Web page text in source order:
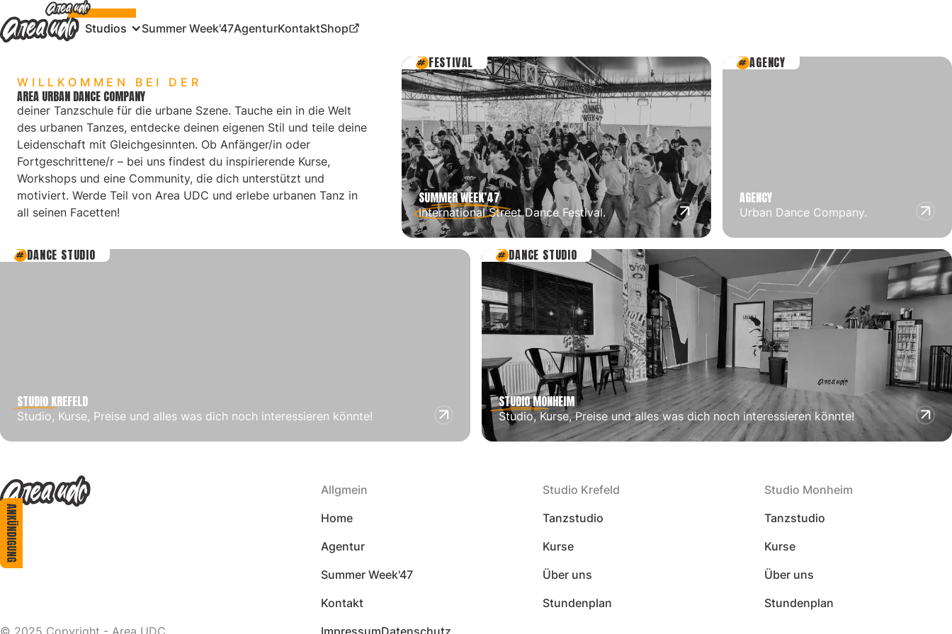
Studios Summer Week'47AgenturKontaktShop
WILLKOMMEN BEI DER
AREA URBAN DANCE COMPANY
deiner Tanzschule für die urbane Szene. Tauche ein in die Welt
des urbanen Tanzes, entdecke deinen eigenen Stil und teile deine
Leidenschaft mit Gleichgesinnten. Ob Anfänger/in oder
Fortgeschrittene/r – bei uns findest du inspirierende Kurse,
Workshops und eine Community, die dich unterstützt und
motiviert. Werde Teil von Area UDC und erlebe urbanen Tanz in
all seinen Facetten!
SUMMER WEEK’47
International Street Dance Festival.
FESTIVAL
STUDIO KREFELD
Studio, Kurse, Preise und alles was dich noch interessieren könnte!
DANCE STUDIO
STUDIOMONHEIM
Studio, Kurse, Preise und alles was dich noch interessieren könnte!
DANCE STUDIO
AGENCY
Urban Dance Company.
AGENCY
Ankündigung
Allgmein
Home
Agentur
Summer Week'47
Kontakt
Studio Krefeld
Tanzstudio
Kurse
Über uns
Stundenplan
Studio Monheim
Tanzstudio
Kurse
Über uns
Stundenplan
© 2025 Copyright - Area UDC
ImpressumDatenschutz